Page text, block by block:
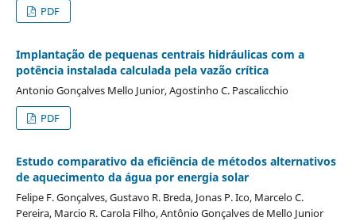
PDF
Implantação de pequenas centrais hidráulicas com a
potência instalada calculada pela vazão crítica
Antonio Gonçalves Mello Junior, Agostinho C. Pascalicchio
PDF
Estudo comparativo da eficiência de métodos alternativos
de aquecimento da água por energia solar
Felipe F. Gonçalves, Gustavo R. Breda, Jonas P. Ico, Marcelo C.
Pereira, Marcio R. Carola Filho, Antônio Gonçalves de Mello Junior